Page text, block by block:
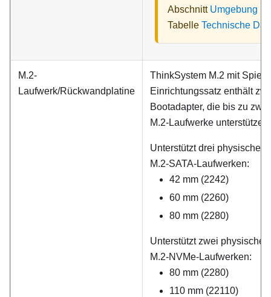
Abschnitt Umgebung
Tabelle Technische
M.2-
Laufwerk/Rückwandplatine
ThinkSystem M.2 mit
Einrichtungssatz enthält
Bootadapter, die bis zu
M.2-Laufwerke unterstützen.
Unterstützt drei physische
M.2-SATA-Laufwerken:
42 mm (2242)
60 mm (2260)
80 mm (2280)
Unterstützt zwei physische
M.2-NVMe-Laufwerken:
80 mm (2280)
110 mm (22110)